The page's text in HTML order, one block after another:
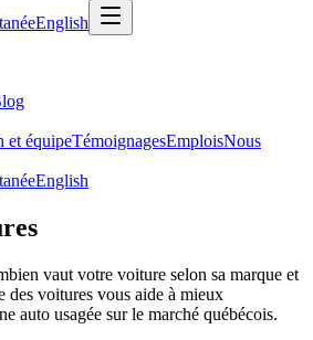
English
et équipeTémoignagesEmploisNous
English
vaut votre voiture selon sa marque et
des voitures vous aide à mieux
auto usagée sur le marché québécois.